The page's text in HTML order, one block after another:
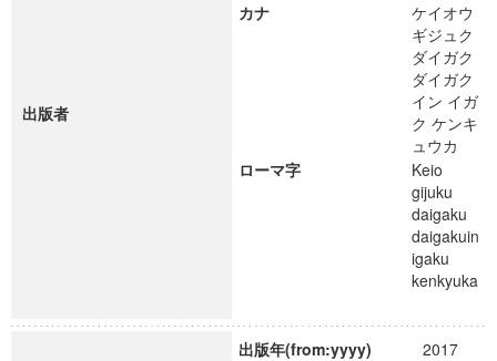
出版者
カナ
ケイオウ
ギジュク
ダイガク
ダイガク
イン イガ
ク ケンキ
ュウカ
ローマ字
Keio
gijuku
daigaku
daigakuin
igaku
kenkyuka
出版年(from:yyyy)
2017